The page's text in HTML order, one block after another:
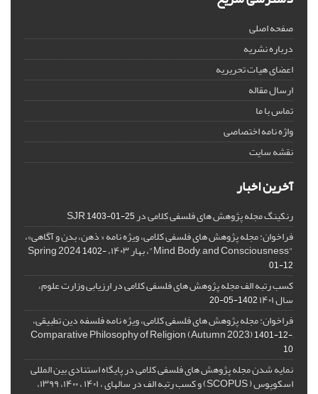
صفحه اصلی
درباره نشریه
اعضای هیات تحریریه
ارسال مقاله
تماس با ما
واژه نامه اختصاصی
نقشه سایت
آخرین اخبار
رنکینگ مجله پژوهش های فلسفی کلامی در SJR1403-01-25
فراخوان: مجله پژوهش های فلسفی کلامی، ویژه نامه « ذهن، بدن و آگاهی»،
"Mind, Body, and Consciousness"، بهار ۱۴۰۳، Spring 2024
1402-
01-12
کسب رتبه الف مجله پژوهش های فلسفی کلامی در ارزیابی وزارت علوم،
سال ۱۴۰۱ 1402-05-20
فراخوان: مجله پژوهش های فلسفی کلامی، ویژه نامه فلسفه دین تطبیقی،
,Comparative Philosophy of Religion (Autumn 2023)
1401-12-
10
نمایه شدن مجله پژوهش های فلسفی کلامی در پایگاه استنادی بین المللی
اسکوپوس ( SCOPUS) و کسب رتبه الف در سالهای ، ۱۴۰۱ ، ۱۴۰۰، ۱۳۹۹،